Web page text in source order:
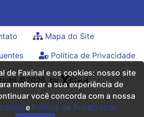
Mapa do Site
Política de Privacidade
©2026, by
de Faxinal e os cookies: nosso site
melhorar a sua experiência de
você concorda com a nossa
e Política de Privacidade.